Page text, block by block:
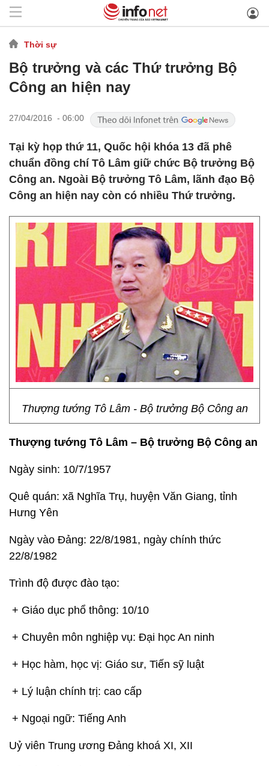
Thời sự
Bộ trưởng và các Thứ trưởng Bộ
Công an hiện nay
27/04/2016 - 06:00
Tại kỳ họp thứ 11, Quốc hội khóa 13 đã phê
chuẩn đồng chí Tô Lâm giữ chức Bộ trưởng Bộ
Công an. Ngoài Bộ trưởng Tô Lâm, lãnh đạo Bộ
Công an hiện nay còn có nhiều Thứ trưởng.
Thượng tướng Tô Lâm - Bộ trưởng Bộ Công an
Thượng tướng Tô Lâm – Bộ trưởng Bộ Công an
Ngày sinh: 10/7/1957
Quê quán: xã Nghĩa Trụ, huyện Văn Giang, tỉnh
Hưng Yên
Ngày vào Đảng: 22/8/1981, ngày chính thức
22/8/1982
Trình độ được đào tạo:
+ Giáo dục phổ thông: 10/10
+ Chuyên môn nghiệp vụ: Đại học An ninh
+ Học hàm, học vị: Giáo sư, Tiến sỹ luật
+ Lý luận chính trị: cao cấp
+ Ngoại ngữ: Tiếng Anh
Uỷ viên Trung ương Đảng khoá XI, XII